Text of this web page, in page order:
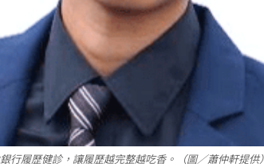
行履歷健診，讓履歷越完整越吃香。（圖／蕭仲軒提供）